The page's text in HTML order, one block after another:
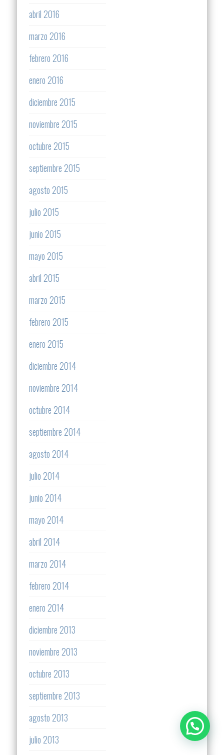
abril 2016
marzo 2016
febrero 2016
enero 2016
diciembre 2015
noviembre 2015
octubre 2015
septiembre 2015
agosto 2015
julio 2015
junio 2015
mayo 2015
abril 2015
marzo 2015
febrero 2015
enero 2015
diciembre 2014
noviembre 2014
octubre 2014
septiembre 2014
agosto 2014
julio 2014
junio 2014
mayo 2014
abril 2014
marzo 2014
febrero 2014
enero 2014
diciembre 2013
noviembre 2013
octubre 2013
septiembre 2013
agosto 2013
julio 2013